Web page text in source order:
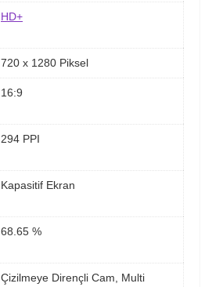
HD+
720 x 1280 Piksel
16:9
294 PPI
Kapasitif Ekran
68.65 %
Çizilmeye Dirençli Cam, Multi